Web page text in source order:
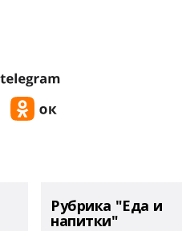
Рубрика "Еда и
напитки"